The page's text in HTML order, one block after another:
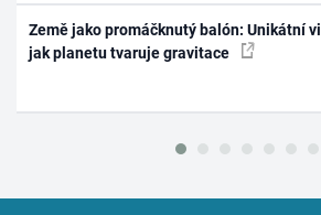
Země jako promáčknutý balón: Unikátní
jak planetu tvaruje gravitace